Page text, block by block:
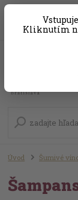
Kliknutím
+421 (0) 31 56 25
Úvod Šumivé